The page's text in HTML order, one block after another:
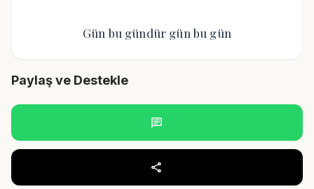
Gün bu gündür gün bu gün
Paylaş ve Destekle
chat
share